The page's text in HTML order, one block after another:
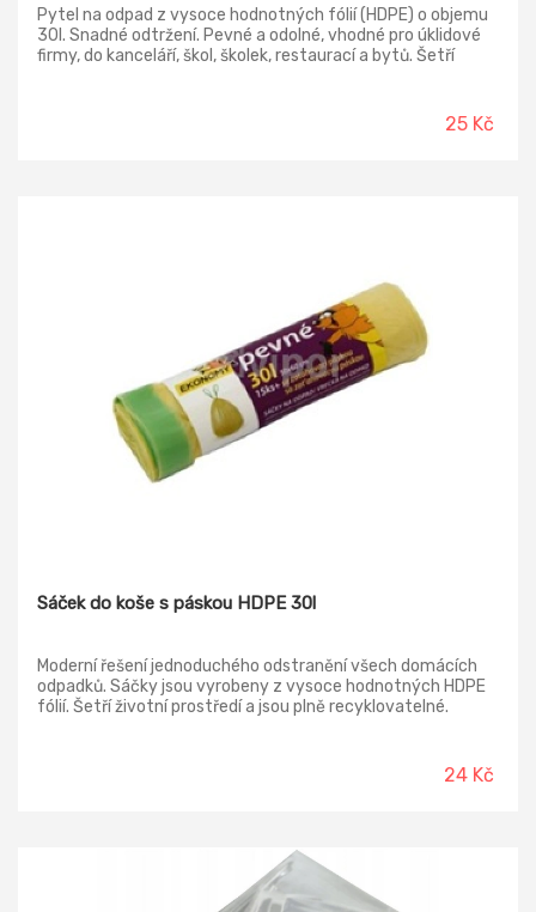
Pytel na odpad z vysoce hodnotných fólií (HDPE) o objemu
30l. Snadné odtržení. Pevné a odolné, vhodné pro úklidové
firmy, do kanceláří, škol, školek, restaurací a bytů. Šetří
25 Kč
Sáček do koše s páskou HDPE 30l
Moderní řešení jednoduchého odstranění všech domácích
odpadků. Sáčky jsou vyrobeny z vysoce hodnotných HDPE
fólií. Šetří životní prostředí a jsou plně recyklovatelné.
24 Kč